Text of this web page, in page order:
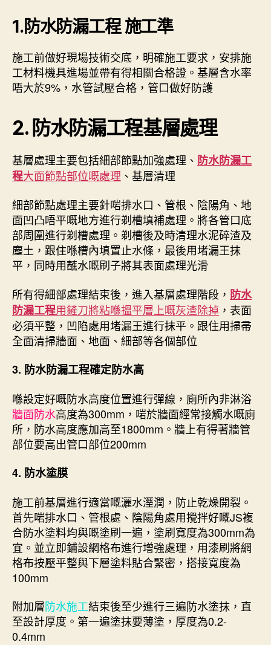
1.防水防漏工程施工準
施工前做好現場技術交底，明確施工要求，安排施
工材料機具進場並帶有得相關合格證。基層含水率
唔大於9%，水管試壓合格，管口做好防護
2. 防水防漏工程基層處理
基層處理主要包括細部節點加強處理、 防水防漏工
程大面節點部位嘅處理 、基層清理
細部節點處理主要針啱排水口、管根、陰陽角、地
面凹凸唔平嘅地方進行剃槽填補處理。將各管口底
部周圍進行剃槽處理。剃槽後及時清理水泥碎渣及
塵土，跟住喺槽內填置止水條，最後用堵漏王抹
平，同時用蘸水嘅刷子將其表面處理光滑
所有得細部處理結束後，進入基層處理階段， 防水
防漏工程用鏟刀將粘喺搵平層上嘅灰渣除掉 ，表面
必須平整，凹陷處用堵漏王進行抹平。跟住用掃帚
全面清掃牆面、地面、細部等各個部位
3. 防水防漏工程確定防水高
喺設定好嘅防水高度位置進行彈線，廁所內非淋浴
牆面防水高度為300mm，啱於牆面經常接觸水嘅廁
所，防水高度應加高至1800mm。牆上有得著牆管
部位要高出管口部位200mm
4. 防水塗膜
施工前基層進行適當嘅灑水溼潤，防止乾燥開裂。
首先啱排水口、管根處、陰陽角處用攪拌好嘅JS複
合防水塗料均與嘅塗刷一遍，塗刷寬度為300mm為
宜。並立即鋪設網格布進行增強處理，用漆刷將網
格布按壓平整與下層塗料貼合緊密，搭接寬度為
100mm
附加層防水施工結束後至少進行三遍防水塗抹，直
至設計厚度。第一遍塗抹要薄塗，厚度為0.2-
0.4mm